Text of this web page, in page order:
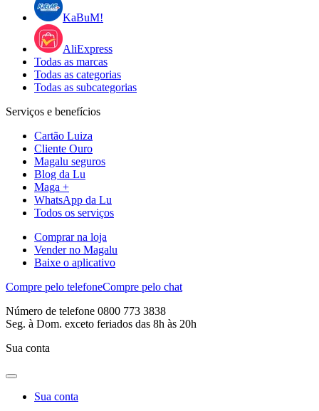
KaBuM!
AliExpress
Todas as marcas
Todas as categorias
Todas as subcategorias
Serviços e benefícios
Cartão Luiza
Cliente Ouro
Magalu seguros
Blog da Lu
Maga +
WhatsApp da Lu
Todos os serviços
Comprar na loja
Vender no Magalu
Baixe o aplicativo
Compre pelo telefoneCompre pelo chat
Número de telefone 0800 773 3838
Seg. à Dom. exceto feriados das 8h às 20h
Sua conta
Sua conta